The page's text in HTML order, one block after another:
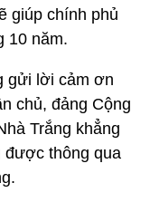
giúp chính phủ
10 năm.
gửi lời cảm ơn
chủ, đảng Cộng
Trắng khẳng
được thông qua